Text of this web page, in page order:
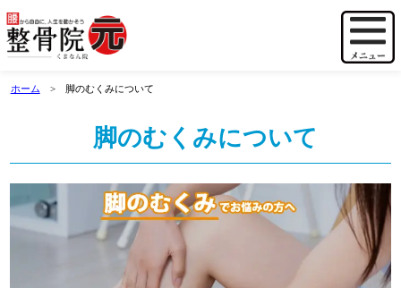
ホーム 脚のむくみについて
脚のむくみについて